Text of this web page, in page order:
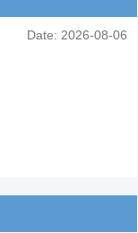
Date: 2026-08-06